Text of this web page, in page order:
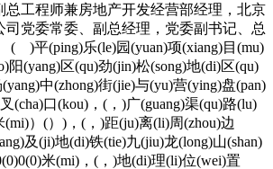
总工程师兼房地产开发经营部经理，北京
司党委常委、副总经理，党委副书记、总
(ping)乐(le)园(yuan)项(xiang)目(mu)
阳(yang)区(qu)劲(jin)松(song)地(di)区(qu)
(yang)中(zhong)街(jie)与(yu)营(ying)盘(pan)
(cha)口(kou)，(，)广(guang)渠(qu)路(lu)
(mi)）(）)，(，)距(ju)离(li)周(zhou)边
及(ji)地(di)铁(tie)九(jiu)龙(long)山(shan)
米(mi)，(，)地(di)理(li)位(wei)置